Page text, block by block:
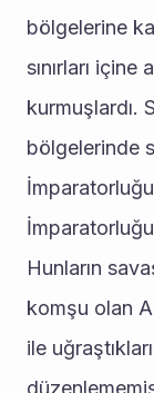
bölgelerine
sınırları
kurmuşlardı.
bölgelerinde
İmparatorluğu
Hunların
komşu olan
ile